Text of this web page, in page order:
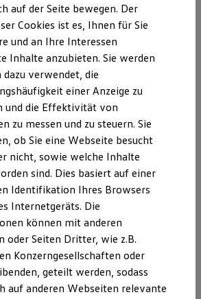
Bordbuch
und Sicherheitssysteme
und Betriebsflüssigkeiten
und Lifestyle Produkte
Business
Ansatz
Strom
& Ladelösungen
für Privatkunden
für Gewerbekunden
Laden
& Kosten der Elektrofahrzeuge
für Privatkunden
ihk/kiel.htmlBerufsrechtliche
im-internet.de/hwo/index.html
nach § 27a
DE 134520852
soweit journalistische -
vorhanden sind (§ 18 Absatz 2
Elmshorn GmbH & Co. KG,
25337 Kölln-Reisiek
inhaltlicher Kontrolle übernehmen
für die Inhalte externer Links. Für
Seiten sind ausschließlich
auf der Seite bewegen. Der
Cookies ist es, Ihnen für Sie
und an Ihre Interessen
Inhalte anzubieten. Sie werden
dazu verwendet, die
einer Anzeige zu
und die Effektivität von
zu messen und zu steuern. Sie
ob Sie eine Webseite besucht
nicht, sowie welche Inhalte
sind. Dies basiert auf einer
Identifikation Ihres Browsers
Internetgeräts. Die
können mit anderen
oder Seiten Dritter, wie z.B.
Konzerngesellschaften oder
geteilt werden, sodass
auf anderen Webseiten relevante